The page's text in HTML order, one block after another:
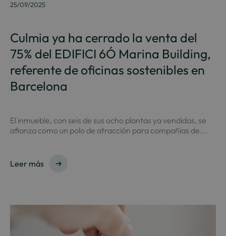
25/09/2025
Culmia ya ha cerrado la venta del
75% del EDIFICI 6Ó Marina Building,
referente de oficinas sostenibles en
Barcelona
El inmueble, con seis de sus ocho plantas ya vendidas, se
afianza como un polo de atracción para compañías de...
Leer más